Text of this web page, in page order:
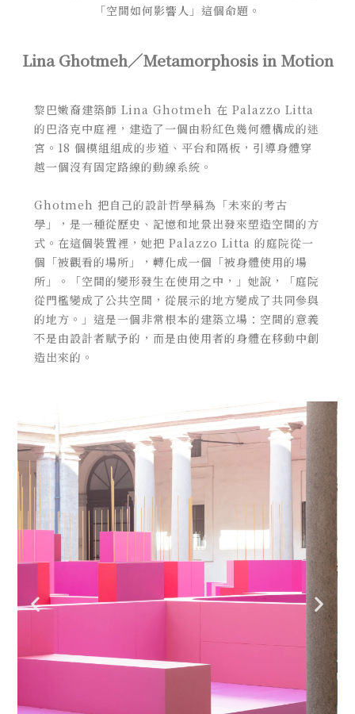
「空間如何影響人」這個命題。
Lina Ghotmeh／Metamorphosis in Motion
黎巴嫩裔建築師 Lina Ghotmeh 在 Palazzo Litta
的巴洛克中庭裡，建造了一個由粉紅色幾何體構成的迷
宮。18 個模組組成的步道、平台和隔板，引導身體穿
越一個沒有固定路線的動線系統。
Ghotmeh 把自己的設計哲學稱為「未來的考古
學」，是一種從歷史、記憶和地景出發來塑造空間的方
式。在這個裝置裡，她把 Palazzo Litta 的庭院從一
個「被觀看的場所」，轉化成一個「被身體使用的場
所」。「空間的變形發生在使用之中，」她說，「庭院
從門檻變成了公共空間，從展示的地方變成了共同參與
的地方。」這是一個非常根本的建築立場：空間的意義
不是由設計者賦予的，而是由使用者的身體在移動中創
造出來的。